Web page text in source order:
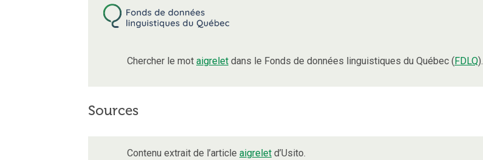
Chercher le mot aigrelet dans le Fonds de données linguistiques du Québec (FDLQ).
Sources
Contenu extrait de l’article aigrelet d’Usito.